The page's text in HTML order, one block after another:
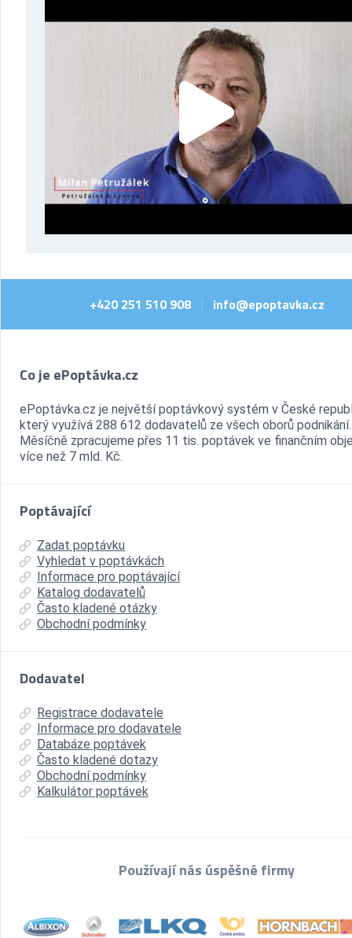
+420 251 510 908 info@epoptavka.cz
Co je ePoptávka.cz
ePoptávka.cz je největší poptávkový systém v České
který využívá 288 612 dodavatelů ze všech oborů podnikání.
Měsíčně zpracujeme přes 11 tis. poptávek ve finančním
více než 7 mld. Kč.
Poptávající
Zadat poptávku
Vyhledat v poptávkách
Informace pro poptávající
Katalog dodavatelů
Často kladené otázky
Obchodní podmínky
Dodavatel
Registrace dodavatele
Informace pro dodavatele
Databáze poptávek
Často kladené dotazy
Obchodní podmínky
Kalkulátor poptávek
Používají nás úspěšné firmy